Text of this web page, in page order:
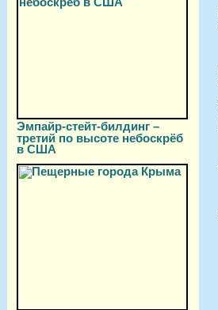
Эмпайр-стейт-билдинг –
третий по высоте небоскрёб
в США